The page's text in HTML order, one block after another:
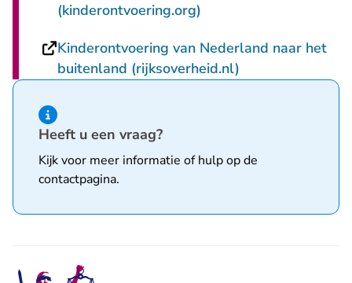
(kinderontvoering.org)
Kinderontvoering van Nederland naar het
buitenland (rijksoverheid.nl)
Hint van type informatie
Heeft u een vraag?
Kijk voor meer informatie of hulp op de
contactpagina.